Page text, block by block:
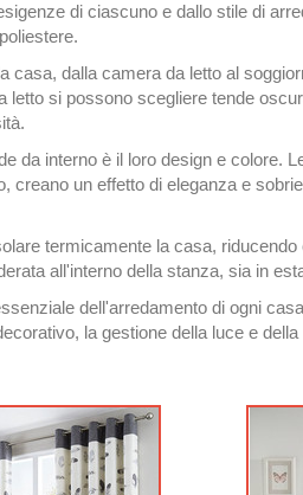
di ciascuno e dallo stile di
casa, dalla camera da letto al
si possono scegliere tende
da interno è il loro design e
un effetto di eleganza e
termicamente la casa,
all'interno della stanza, sia in
dell'arredamento di ogni
la gestione della luce e